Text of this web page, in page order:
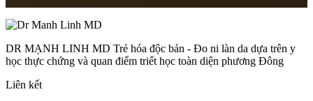
DR MẠNH LINH MD Trẻ hóa độc bản - Đo ni làn da dựa trên y
học thực chứng và quan điểm triết học toàn diện phương Đông
Liên kết